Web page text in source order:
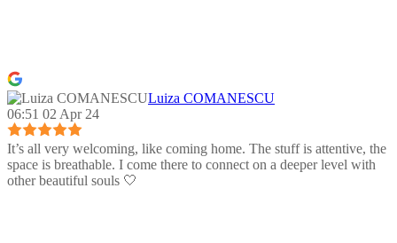
Luiza COMANESCU
06:51 02 Apr 24
It’s all very welcoming, like coming home. The stuff is attentive, the
space is breathable. I come there to connect on a deeper level with
other beautiful souls 🤍